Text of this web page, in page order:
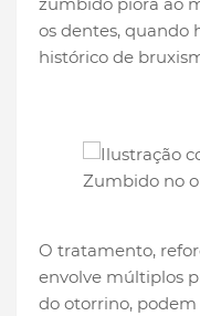
zumbido piora ao
os dentes, quando
histórico de
Zumbido no
O tratamento,
envolve múltiplos
do otorrino,